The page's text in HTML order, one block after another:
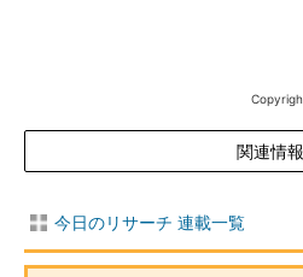
関連情報
今日のリサーチ 連載一覧